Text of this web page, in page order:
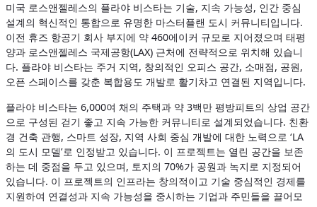
미국 로스앤젤레스의 플라야 비스타는 기술, 지속 가능성, 인간 중심
설계의 혁신적인 통합으로 유명한 마스터플랜 도시 커뮤니티입니다.
이전 휴즈 항공기 회사 부지에 약 460에이커 규모로 지어졌으며 태평
양과 로스앤젤레스 국제공항(LAX) 근처에 전략적으로 위치해 있습니
다. 플라야 비스타는 주거 지역, 창의적인 오피스 공간, 소매점, 공원,
오픈 스페이스를 갖춘 복합용도 개발로 활기차고 연결된 지역입니다.
플라야 비스타는 6,000여 채의 주택과 약 3백만 평방피트의 상업 공간
으로 구성된 걷기 좋고 지속 가능한 커뮤니티로 설계되었습니다. 친환
경 건축 관행, 스마트 성장, 지역 사회 중심 개발에 대한 노력으로 ‘LA
의 도시 모델’로 인정받고 있습니다. 이 프로젝트는 열린 공간을 보존
하는 데 중점을 두고 있으며, 토지의 70%가 공원과 녹지로 지정되어
있습니다. 이 프로젝트의 인프라는 창의적이고 기술 중심적인 경제를
지원하여 연결성과 지속 가능성을 중시하는 기업과 주민들을 끌어모